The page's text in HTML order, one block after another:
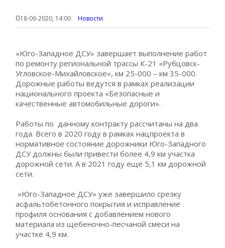
18-06-2020, 14:00 Новости
0
«Юго-Западное ДСУ» завершает выполнение работ
по ремонту региональной трассы К-21 «Рубцовск-
Угловское-Михайловское», км 25-000 – км 35-000.
Дорожные работы ведутся в рамках реализации
национального проекта «Безопасные и
качественные автомобильные дороги».
Работы по данному контракту рассчитаны на два
года. Всего в 2020 году в рамках нацпроекта в
нормативное состояние дорожники Юго-Западного
ДСУ должны были привести более 4,9 км участка
дорожной сети. А в 2021 году еще 5,1 км дорожной
сети.
«Юго-Западное ДСУ» уже завершило срезку
асфальтобетонного покрытия и исправление
профиля основания с добавлением нового
материала из щебеночно-песчаной смеси на
участке 4,9 км.